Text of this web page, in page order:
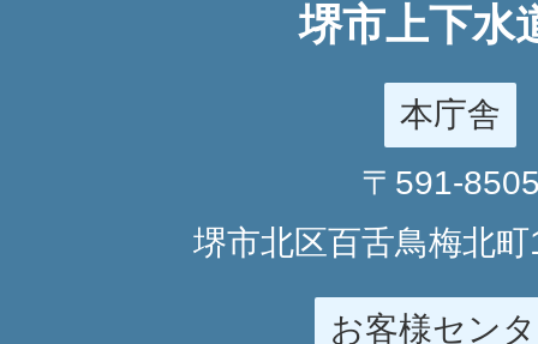
堺市上下水
本庁舎
〒591-
堺市北区百舌鳥梅北
お客様セン